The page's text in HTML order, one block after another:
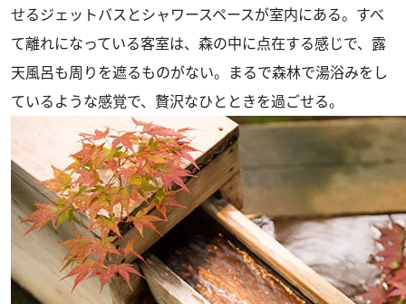
せるジェットバスとシャワースペースが室内にある。すべ
て離れになっている客室は、森の中に点在する感じで、露
天風呂も周りを遮るものがない。まるで森林で湯浴みをし
ているような感覚で、贅沢なひとときを過ごせる。